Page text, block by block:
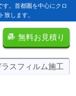
。首都圏を中心にクロ
致します。
無料お見積り
スフィルム施工